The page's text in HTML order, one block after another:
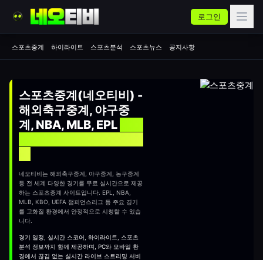
로그인
스포츠중계 하이라이트 스포츠분석 스포츠뉴스 공지사항
스포츠중계(네오티비) -
해외축구중계, 야구중
계, NBA, MLB, EPL
네오티비는 해외축구중계, 야구중계, 농구중계
등 전 세계 다양한 경기를 무료 실시간으로 제공
하는 스포츠중계 사이트입니다. EPL, NBA,
MLB, KBO, UEFA 챔피언스리그 등 주요 경기
를 고화질 환경에서 안정적으로 시청할 수 있습
니다.
경기 일정, 실시간 스코어, 하이라이트, 스포츠
분석 정보까지 함께 제공하며, PC와 모바일 환
경에서 끊김 없는 실시간 라이브 스트리밍 서비